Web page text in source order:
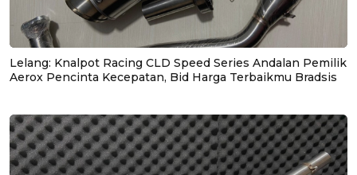
Lelang: Knalpot Racing CLD Speed Series Andalan Pemilik
Aerox Pencinta Kecepatan, Bid Harga Terbaikmu Bradsis